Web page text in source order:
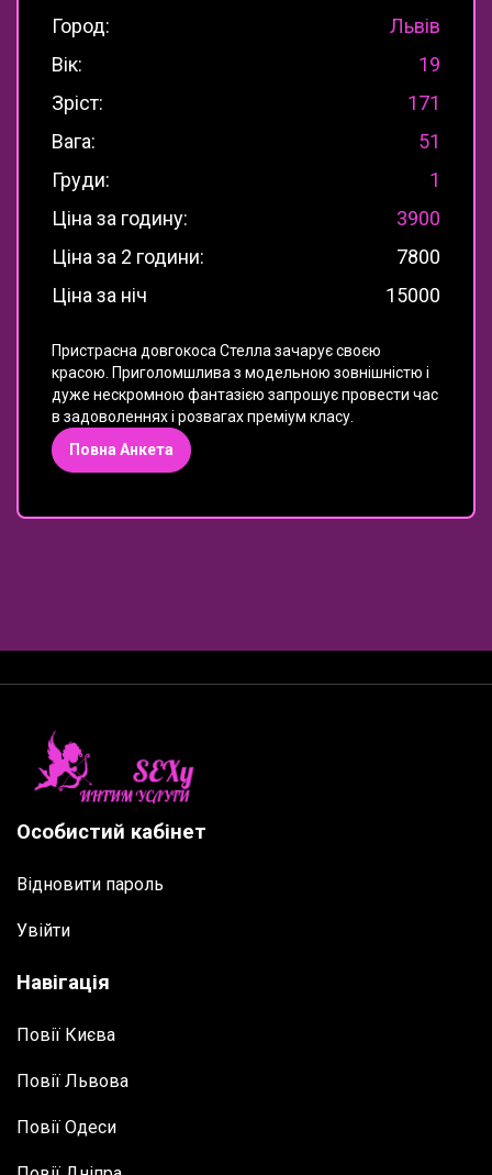
Город:
Львів
Вік:
19
Зріст:
171
Вага:
51
Груди:
1
Ціна за годину:
3900
Ціна за 2 години:
7800
Ціна за ніч
15000
Пристрасна довгокоса Стелла зачарує своєю
красою. Приголомшлива з модельною зовнішністю і
дуже нескромною фантазією запрошує провести час
в задоволеннях і розвагах преміум класу.
Повна Анкета
Особистий кабінет
Відновити пароль
Увійти
Навігація
Повії Києва
Повії Львова
Повії Одеси